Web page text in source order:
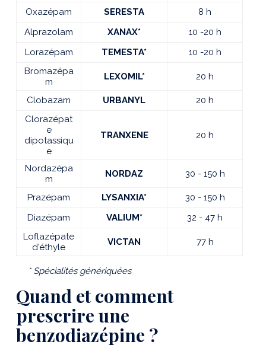
Oxazépam SERESTA
8 h
Alprazolam
XANAX*
10 -20 h
Lorazépam
TEMESTA*
10 -20 h
Bromazépa
m
LEXOMIL* 20 h
Clobazam URBANYL
20 h
Clorazépat
e
dipotassiqu
e
TRANXENE 20 h
Nordazépa
m
NORDAZ 30 - 150 h
Prazépam LYSANXIA*
30 - 150 h
Diazépam
VALIUM*
32 - 47 h
Loflazépate
d'éthyle
VICTAN 77 h
* Spécialités génériquées
Quand et comment
prescrire une
benzodiazépine ?